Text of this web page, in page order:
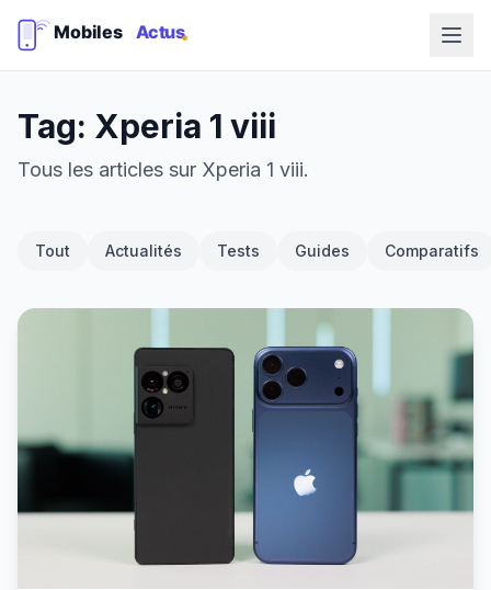
Tag: Xperia 1 viii
Tous les articles sur Xperia 1 viii.
Tout Actualités Tests Guides Comparatifs